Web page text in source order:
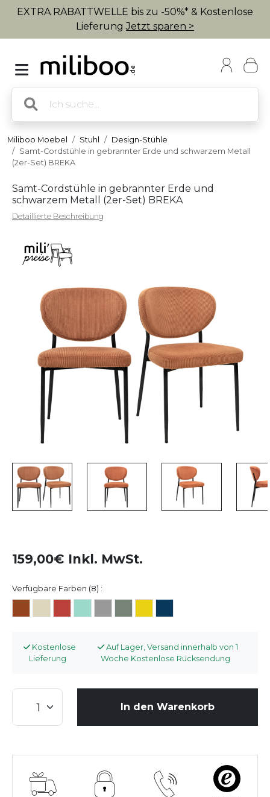
EXTRA RABATTWELLE bis zu -50%* & Kostenlose
LieferungJetzt sparen >
Miliboo Moebel Stuhl
Design-Stühle
Samt-Cordstühle in gebrannter Erde und schwarzem Metall
(2er-Set) BREKA
Samt-Cordstühle in gebrannter Erde und
schwarzem Metall (2er-Set) BREKA
Detaillierte Beschreibung
159,00€ Inkl. MwSt.
Verfügbare Farben (8) :
Kostenlose
Lieferung
Auf Lager, Versand innerhalb von 1
Woche Kostenlose Rücksendung
In den Warenkorb